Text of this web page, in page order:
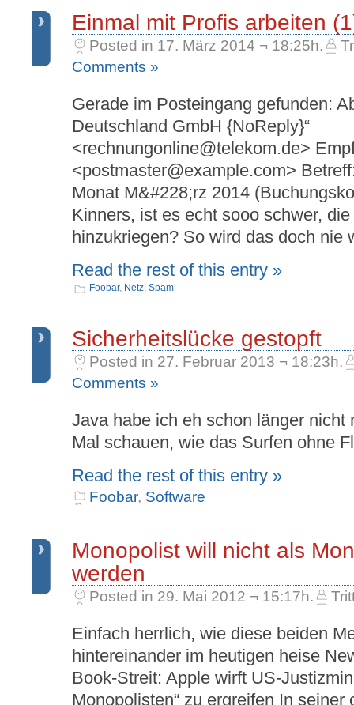
Einmal mit Profis arbeiten
Posted in 17. März 2014 ¬ 18:25h.
Comments »
Gerade im Posteingang gefunden:
Deutschland GmbH {NoReply}“
<rechnungonline@telekom.de>
<postmaster@example.com>
Monat M&#228;rz 2014
Kinners, ist es echt sooo schwer,
hinzukriegen? So wird das doch nie
Read the rest of this entry »
Foobar, Netz, Spam
Sicherheitslücke gestopft
Posted in 27. Februar 2013 ¬ 18:23h.
Comments »
Java habe ich eh schon länger nicht
Mal schauen, wie das Surfen ohne
Read the rest of this entry »
Foobar, Software
Monopolist will nicht als
werden
Posted in 29. Mai 2012 ¬ 15:17h.
Einfach herrlich, wie diese beiden
hintereinander im heutigen heise
Book-Streit: Apple wirft US-
Monopolisten“ zu ergreifen In seiner